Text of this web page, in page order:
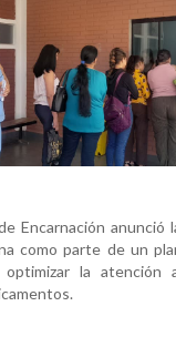
Encarnación anunció
como parte de un
la atención